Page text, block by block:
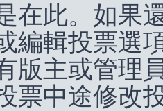
在此。如果
編輯投票選
版主或管理
票中途修改